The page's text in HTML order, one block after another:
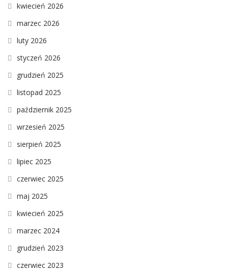
kwiecień 2026
marzec 2026
luty 2026
styczeń 2026
grudzień 2025
listopad 2025
październik 2025
wrzesień 2025
sierpień 2025
lipiec 2025
czerwiec 2025
maj 2025
kwiecień 2025
marzec 2024
grudzień 2023
czerwiec 2023